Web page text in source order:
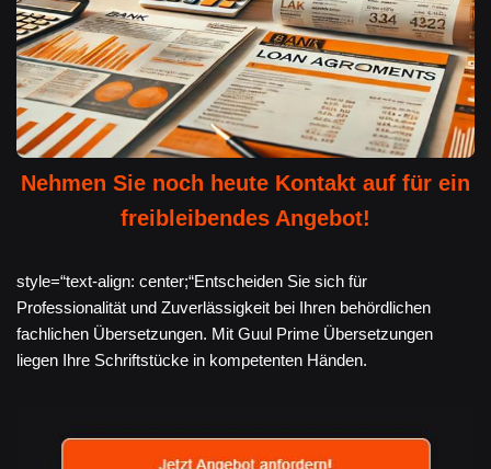
Nehmen Sie noch heute Kontakt auf für ein
freibleibendes Angebot!
style=“text-align: center;“Entscheiden Sie sich für
Professionalität und Zuverlässigkeit bei Ihren behördlichen
fachlichen Übersetzungen. Mit Guul Prime Übersetzungen
liegen Ihre Schriftstücke in kompetenten Händen.